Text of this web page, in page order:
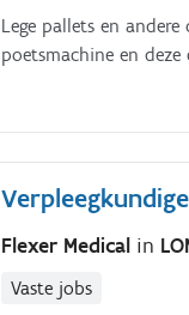
Lege pallets en
poetsmachine en deze
Verpleegkundige
Flexer Medical in
Vaste jobs